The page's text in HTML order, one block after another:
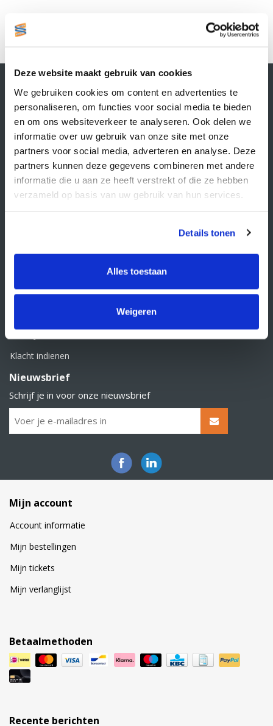
Deze website maakt gebruik van cookies
We gebruiken cookies om content en advertenties te
personaliseren, om functies voor social media te bieden
en om ons websiteverkeer te analyseren. Ook delen we
informatie over uw gebruik van onze site met onze
partners voor social media, adverteren en analyse. Deze
partners kunnen deze gegevens combineren met andere
informatie die u aan ze heeft verstrekt of die ze hebben
verzameld op basis van uw gebruik van hun services.
Details tonen
Alles toestaan
Weigeren
1
Contactgegevens
Supply Service B.V.
Nijverheidsstraat 25-K
3861 RJ Nijkerk
info@supplyservice.nl
+31 33 468 13 42
KvK nummer: 66384737
Retourbeleid
Klacht indienen
Nieuwsbrief
Schrijf je in voor onze nieuwsbrief
Mijn account
Account informatie
Mijn bestellingen
Mijn tickets
Mijn verlanglijst
Betaalmethoden
Recente berichten